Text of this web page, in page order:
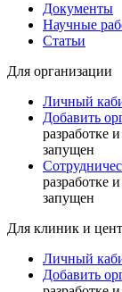
Документы
Научные
Статьи
Для организации
Личный
Добавить
разработке
запущен
разработке
запущен
Для клиник и
Личный
Добавить